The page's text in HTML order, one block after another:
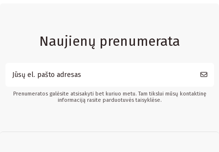
Naujienų prenumerata
Prenumeratos galėsite atsisakyti bet kuriuo metu. Tam tikslui mūsų kontaktinę
informaciją rasite parduotuvės taisyklėse.